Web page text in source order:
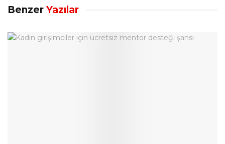
Benzer Yazılar